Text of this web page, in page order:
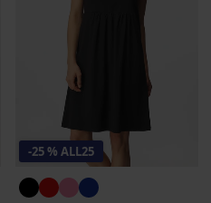
-25 % ALL25